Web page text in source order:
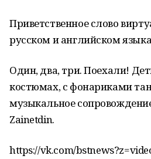
Приветственное слово
русском и английском
Один, два, три. Поехали!
костюмах, с фонариками
музыкальное
Zainetdin.
https://vk.com/